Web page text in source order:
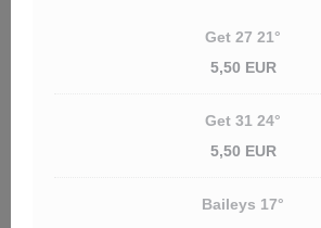
Get 27 21°
5,50 EUR
Get 31 24°
5,50 EUR
Baileys 17°